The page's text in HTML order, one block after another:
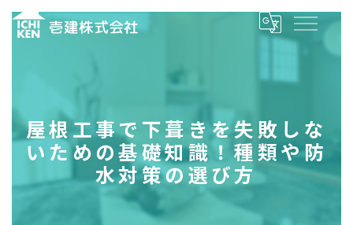
屋根工事で下葺きを失敗しな
いための基礎知識！種類や防
水対策の選び方